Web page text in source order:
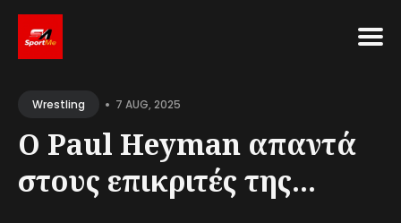
forWrestling • 7 AUG, 2025
Ο Paul Heyman απαντά
στους επικριτές της...